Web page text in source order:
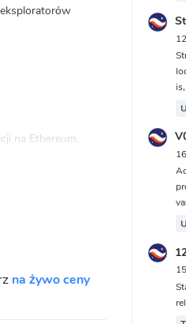
na Ethereum.
sieć jest
dowody
na żywo ceny